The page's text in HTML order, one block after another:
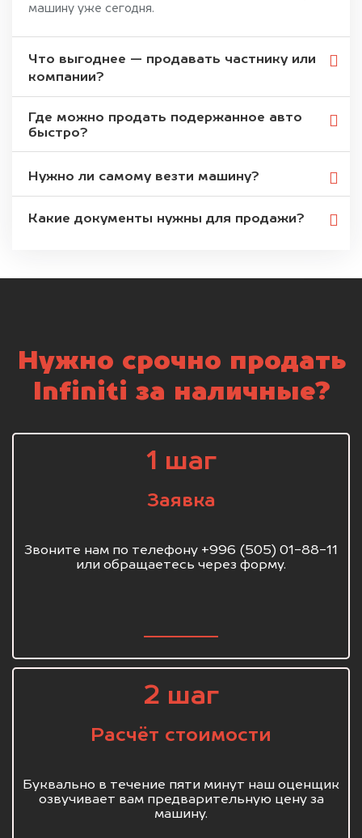
машину уже сегодня.
Что выгоднее — продавать частнику или
компании?
Где можно продать подержанное авто
быстро?
Нужно ли самому везти машину?
Какие документы нужны для продажи?
Нужно срочно продать
Infiniti за наличные?
1 шаг
Заявка
Звоните нам по телефону +996 (505) 01-88-11
или обращаетесь через форму.
2 шаг
Расчёт стоимости
Буквально в течение пяти минут наш оценщик
озвучивает вам предварительную цену за
машину.